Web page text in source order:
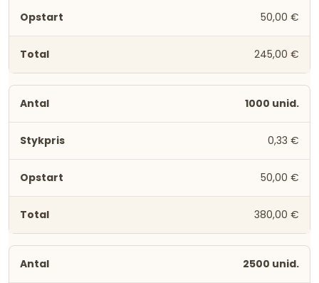
50,00 €
245,00 €
1000 unid.
0,33 €
50,00 €
380,00 €
2500 unid.